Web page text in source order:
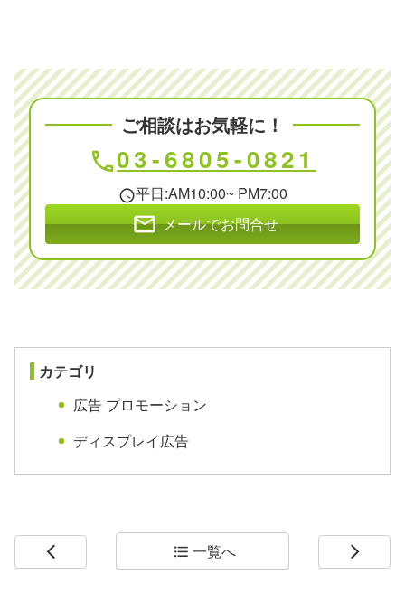
ご相談はお気軽に！
phone03-6805-0821
schedule平日:AM10:00~ PM7:00
mail メールでお問合せ
カテゴリ
広告 プロモーション
ディスプレイ広告
arrow_back_ios format_list_bulleted 一覧へ arrow_forward_ios